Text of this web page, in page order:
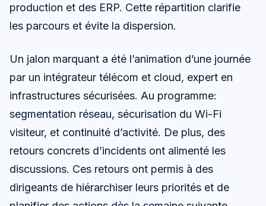
production et des ERP. Cette répartition clarifie
les parcours et évite la dispersion.
Un jalon marquant a été l’animation d’une journée
par un intégrateur télécom et cloud, expert en
infrastructures sécurisées. Au programme:
segmentation réseau, sécurisation du Wi-Fi
visiteur, et continuité d’activité. De plus, des
retours concrets d’incidents ont alimenté les
discussions. Ces retours ont permis à des
dirigeants de hiérarchiser leurs priorités et de